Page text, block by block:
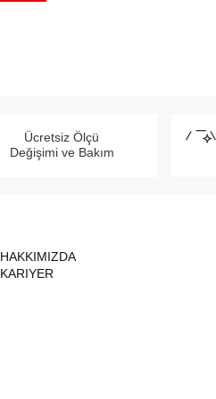
Ücretsiz Ölçü
Değişimi ve Bakım
HAKKIMIZDA
KARIYER